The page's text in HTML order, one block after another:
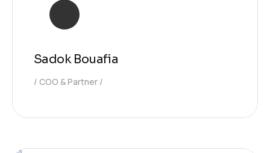
Sadok Bouafia
COO & Partner